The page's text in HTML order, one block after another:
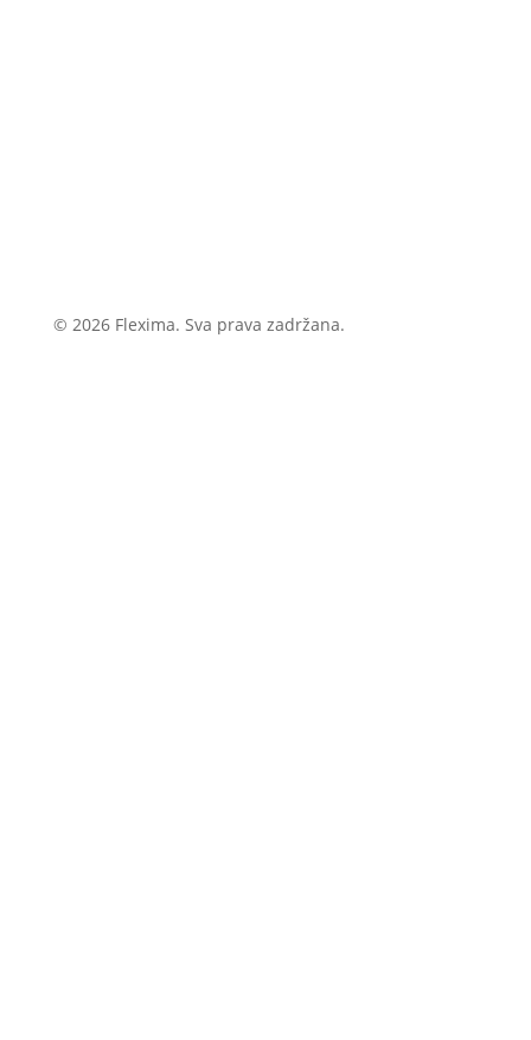
© 2026 Flexima. Sva prava zadržana.